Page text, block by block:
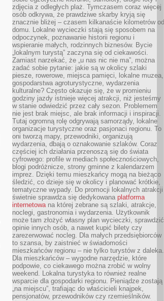
zdjęcia z odległych plaż. Tymczasem coraz więcej
osób odkrywa, że prawdziwe skarby kryją się
znacznie bliżej – czasem kilkanaście kilometrów od
domu. Lokalne wycieczki stają się sposobem na
odpoczynek, poznawanie historii regionu i
wspieranie małych, rodzinnych biznesów. Bycie
„lokalnym turystą” zaczyna się od ciekawości.
Zamiast narzekać, że „u nas nic nie ma”, można
zadać sobie pytanie: jakie są w okolicy szlaki
piesze, rowerowe, miejsca pamięci, lokalne muzea,
gospodarstwa agroturystyczne, wydarzenia
kulturalne? Często okazuje się, że w promieniu
godziny jazdy istnieje więcej atrakcji, niż jesteśmy
w stanie odwiedzić przez cały sezon. Problemem
nie jest brak miejsc, ale brak informacji i inspiracji.
Tutaj ogromną rolę odgrywają samorządy, lokalne
organizacje turystyczne oraz pasjonaci regionu. To
oni tworzą mapy, przewodniki, organizują
wydarzenia, dbają o oznakowanie szlaków. Coraz
częściej ich działania przenoszą się do świata
cyfrowego: profile w mediach społecznościowych,
blogi podróżnicze, strony gminne z kalendarzem
imprez. Dzięki temu mieszkańcy mogą na bieżąco
śledzić, co dzieje się w okolicy i planować krótkie,
tematyczne wypady. Do promocji lokalnych atrakcji
świetnie sprawdza się dedykowana platforma
internetowana której zebrane są szlaki, atrakcje,
noclegi, gastronomia i wydarzenia. Użytkownik
może tam złożyć własny plan wycieczki, sprawdzić
opinie innych osób, a nawet kupić bilety czy
zarezerwować nocleg. Dla małych przedsiębiorców
to szansa, by zaistnieć w świadomości
mieszkańców regionu – nie tylko turystów z daleka.
Dla mieszkańców – wygodne narzędzie, które
podpowie, co ciekawego można zrobić w wolny
weekend. Lokalna turystyka to również realne
wsparcie dla gospodarki regionu. Pieniądze zostają
„na miejscu”, trafiając do właścicieli knajpek,
pensjonatów, przewodników czy rzemieślników.